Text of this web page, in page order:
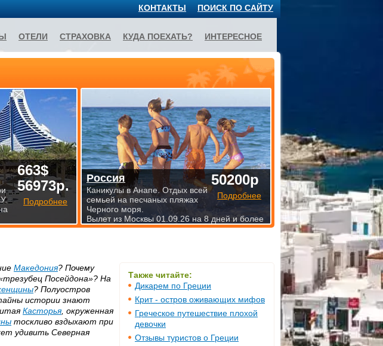
Также читайте:
Дикарем по Греции
Крит - остров оживающих мифов
Греческое путешествие плохой
девочки
Отзывы туристов о Греции
Македония? Почему
Посейдона»? На
? Полуостров
истории знают
Касторья, окруженная
тоскливо вздыхают при
удивить Северная
663$
56973р.
Подробнее
50200р
Подробнее
Россия
Каникулы в Анапе. Отдых всей
семьей на песчаных пляжах
Черного моря.
Вылет из Москвы 01.09.26 на 8 дней и более
ПОИСК ПО САЙТУ
КОНТАКТЫ
ОТЕЛИ СТРАХОВКА КУДА ПОЕХАТЬ? ИНТЕРЕСНОЕ